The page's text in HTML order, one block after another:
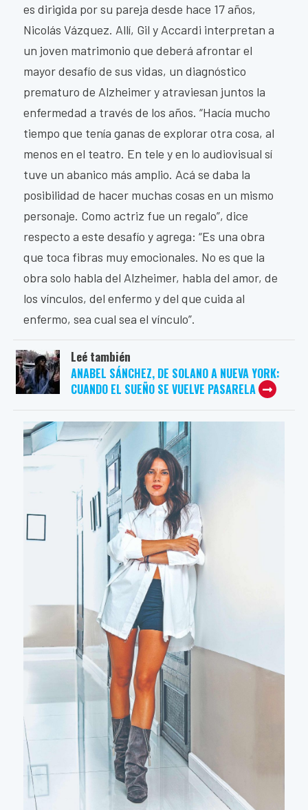
es dirigida por su pareja desde hace 17 años,
Nicolás Vázquez. Allí, Gil y Accardi interpretan a
un joven matrimonio que deberá afrontar el
mayor desafío de sus vidas, un diagnóstico
prematuro de Alzheimer y atraviesan juntos la
enfermedad a través de los años. “Hacía mucho
tiempo que tenía ganas de explorar otra cosa, al
menos en el teatro. En tele y en lo audiovisual sí
tuve un abanico más amplio. Acá se daba la
posibilidad de hacer muchas cosas en un mismo
personaje. Como actriz fue un regalo”, dice
respecto a este desafío y agrega: “Es una obra
que toca fibras muy emocionales. No es que la
obra solo habla del Alzheimer, habla del amor, de
los vínculos, del enfermo y del que cuida al
enfermo, sea cual sea el vínculo”.
Leé también
ANABEL SÁNCHEZ, DE SOLANO A NUEVA YORK:
CUANDO EL SUEÑO SE VUELVE PASARELA